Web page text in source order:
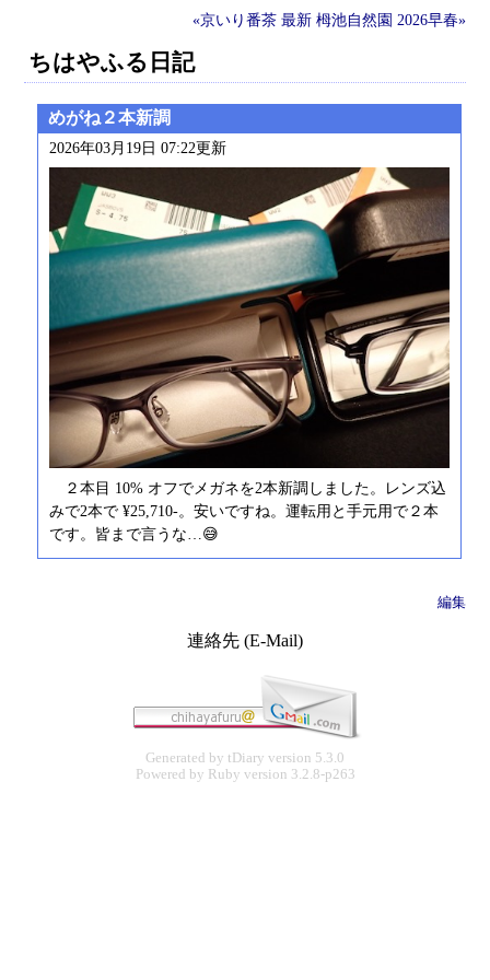
«京いり番茶 最新 栂池自然園 2026早春»
ちはやふる日記
めがね２本新調
2026年03月19日 07:22更新
２本目 10% オフでメガネを2本新調しました。レンズ込
みで2本で ¥25,710-。安いですね。運転用と手元用で２本
です。皆まで言うな…😅
編集
連絡先 (E-Mail)
Generated by tDiary version 5.3.0
Powered by Ruby version 3.2.8-p263